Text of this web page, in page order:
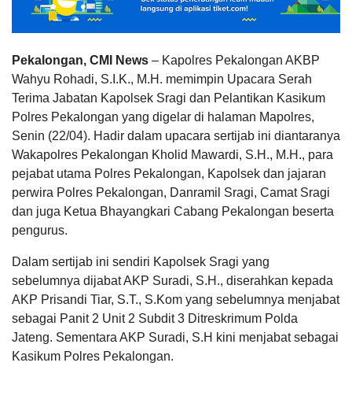
Pekalongan, CMI News – Kapolres Pekalongan AKBP
Wahyu Rohadi, S.I.K., M.H. memimpin Upacara Serah
Terima Jabatan Kapolsek Sragi dan Pelantikan Kasikum
Polres Pekalongan yang digelar di halaman Mapolres,
Senin (22/04). Hadir dalam upacara sertijab ini diantaranya
Wakapolres Pekalongan Kholid Mawardi, S.H., M.H., para
pejabat utama Polres Pekalongan, Kapolsek dan jajaran
perwira Polres Pekalongan, Danramil Sragi, Camat Sragi
dan juga Ketua Bhayangkari Cabang Pekalongan beserta
pengurus.
Dalam sertijab ini sendiri Kapolsek Sragi yang
sebelumnya dijabat AKP Suradi, S.H., diserahkan kepada
AKP Prisandi Tiar, S.T., S.Kom yang sebelumnya menjabat
sebagai Panit 2 Unit 2 Subdit 3 Ditreskrimum Polda
Jateng. Sementara AKP Suradi, S.H kini menjabat sebagai
Kasikum Polres Pekalongan.